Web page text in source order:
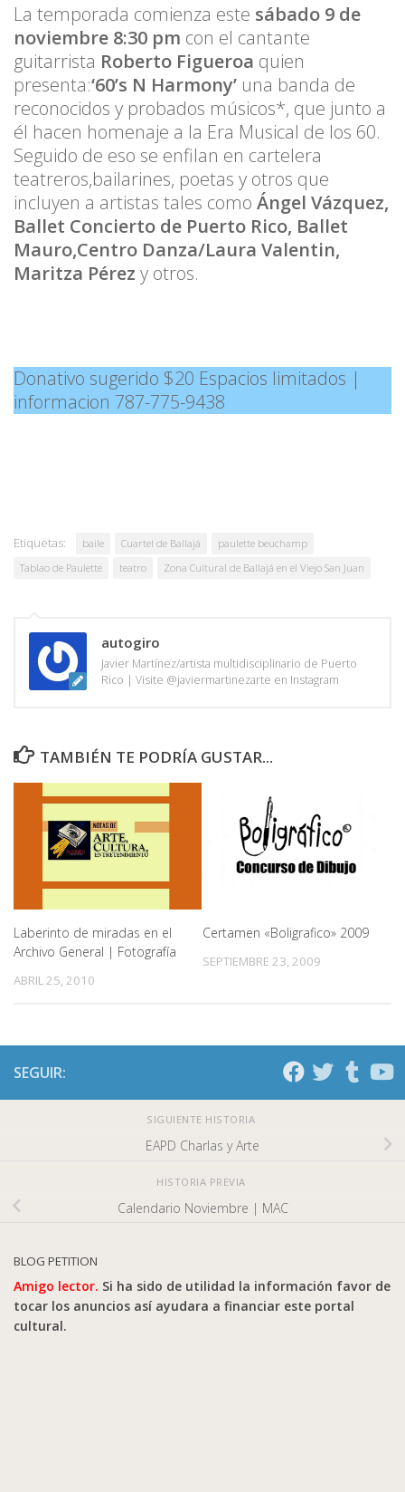
La temporada comienza este sábado 9 de
noviembre 8:30 pm con el cantante
guitarrista Roberto Figueroa quien
presenta:‘60’s N Harmony’ una banda de
reconocidos y probados músicos*, que junto a
él hacen homenaje a la Era Musical de los 60.
Seguido de eso se enfilan en cartelera
teatreros,bailarines, poetas y otros que
incluyen a artistas tales como Ángel Vázquez,
Ballet Concierto de Puerto Rico, Ballet
Mauro,Centro Danza/Laura Valentin,
Maritza Pérez y otros.
Donativo sugerido $20 Espacios limitados |
informacion 787-775-9438
Etiquetas: baile Cuartel de Ballajá
paulette beuchamp
Tablao de Paulette
teatro Zona Cultural de Ballajá en el Viejo San Juan
autogiro
Javier Martínez/artista multidisciplinario de Puerto
Rico | Visite @javiermartinezarte en Instagram
TAMBIÉN TE PODRÍA GUSTAR...
Laberinto de miradas en el
Archivo General | Fotografía
ABRIL 25, 2010
Certamen «Boligrafico» 2009
SEPTIEMBRE 23, 2009
SEGUIR:
SIGUIENTE HISTORIA
EAPD Charlas y Arte
HISTORIA PREVIA
Calendario Noviembre | MAC
BLOG PETITION
Amigo lector. Si ha sido de utilidad la información favor de
tocar los anuncios así ayudara a financiar este portal
cultural.